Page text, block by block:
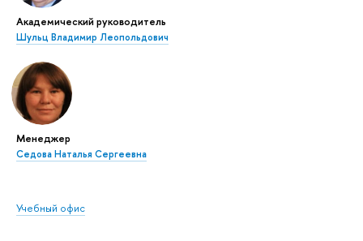
Академический руководитель
Шульц Владимир Леопольдович
Менеджер
Седова Наталья Сергеевна
Учебный офис